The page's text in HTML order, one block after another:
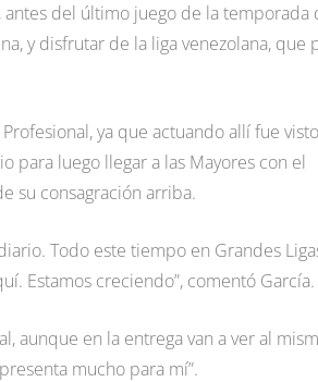
del último juego de la temporada
y disfrutar de la liga venezolana, que
ya que actuando allí fue visto
para luego llegar a las Mayores con el
su consagración arriba.
Todo este tiempo en Grandes
Estamos creciendo”, comentó García.
aunque en la entrega van a ver al
mucho para mí”.